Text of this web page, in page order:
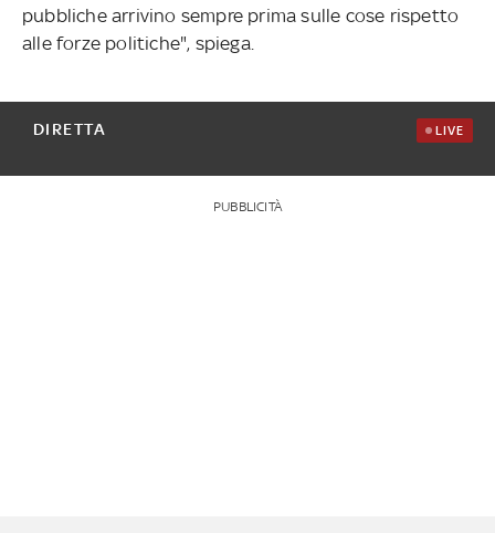
pubbliche arrivino sempre prima sulle cose rispetto
alle forze politiche", spiega.
DIRETTA LIVE
PUBBLICITÀ